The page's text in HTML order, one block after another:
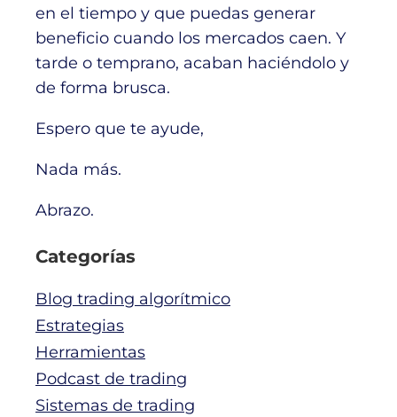
en el tiempo y que puedas generar
beneficio cuando los mercados caen. Y
tarde o temprano, acaban haciéndolo y
de forma brusca.
Espero que te ayude,
Nada más.
Abrazo.
Categorías
Blog trading algorítmico
Estrategias
Herramientas
Podcast de trading
Sistemas de trading